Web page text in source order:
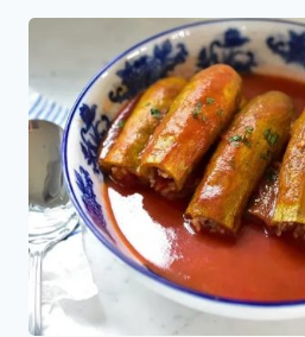
Tamarindo